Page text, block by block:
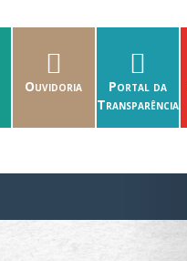
Ouvidoria
Portal da
Transparência